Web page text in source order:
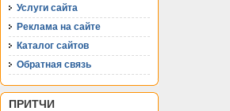
Услуги сайта
Реклама на сайте
Каталог сайтов
Обратная связь
ПРИТЧИ